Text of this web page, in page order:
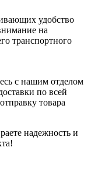
удобство
на
транспортного
с нашим отделом
по всей
товара
надежность и